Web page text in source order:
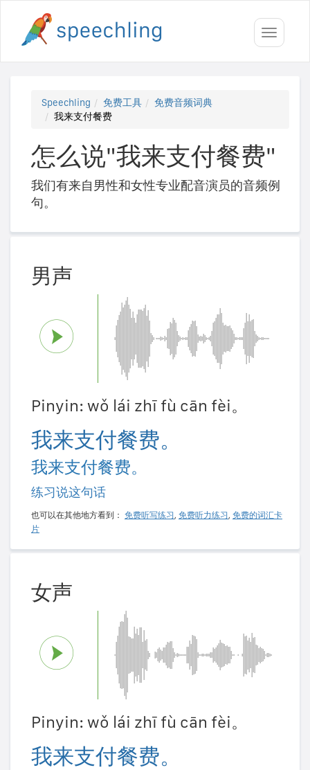
Toggle
Speechling 免费工具
免费音频词典
我来支付餐费
怎么说"我来支付餐费"
我们有来自男性和女性专业配音演员的音频例
句。
男声
Pinyin: wǒ lái zhī fù cān fèi。
我来支付餐费。
我来支付餐费。
练习说这句话
也可以在其他地方看到： 免费听写练习, 免费听力练习, 免费的词汇卡
片
女声
Pinyin: wǒ lái zhī fù cān fèi。
我来支付餐费。